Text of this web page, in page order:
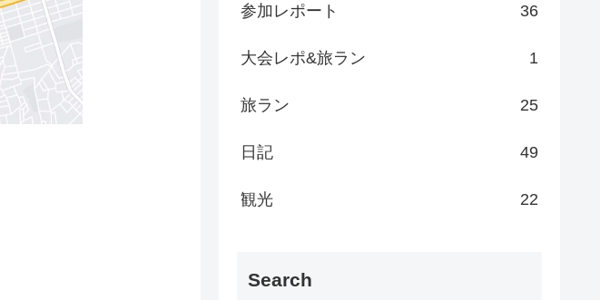
参加レポート 36
大会レポ&旅ラン 1
旅ラン 25
日記 49
観光 22
Search